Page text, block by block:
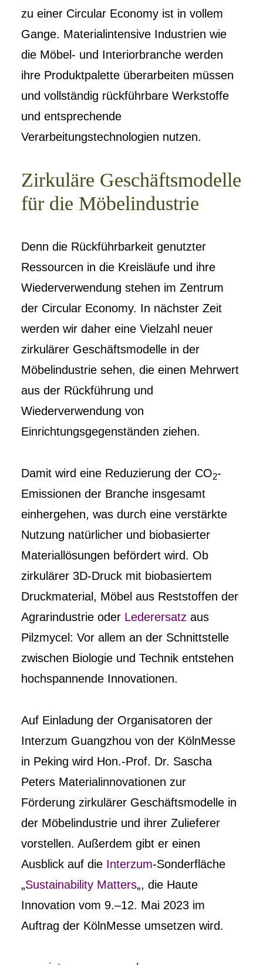
zu einer Circular Economy ist in vollem
Gange. Materialintensive Industrien wie
die Möbel- und Interiorbranche werden
ihre Produktpalette überarbeiten müssen
und vollständig rückführbare Werkstoffe
und entsprechende
Verarbeitungstechnologien nutzen.
Zirkuläre Geschäftsmodelle
für die Möbelindustrie
Denn die Rückführbarkeit genutzter
Ressourcen in die Kreisläufe und ihre
Wiederverwendung stehen im Zentrum
der Circular Economy. In nächster Zeit
werden wir daher eine Vielzahl neuer
zirkulärer Geschäftsmodelle in der
Möbelindustrie sehen, die einen Mehrwert
aus der Rückführung und
Wiederverwendung von
Einrichtungsgegenständen ziehen.
Damit wird eine Reduzierung der CO2-
Emissionen der Branche insgesamt
einhergehen, was durch eine verstärkte
Nutzung natürlicher und biobasierter
Materiallösungen befördert wird. Ob
zirkulärer 3D-Druck mit biobasiertem
Druckmaterial, Möbel aus Reststoffen der
Agrarindustrie oder Lederersatz aus
Pilzmycel: Vor allem an der Schnittstelle
zwischen Biologie und Technik entstehen
hochspannende Innovationen.
Auf Einladung der Organisatoren der
Interzum Guangzhou von der KölnMesse
in Peking wird Hon.-Prof. Dr. Sascha
Peters Materialinnovationen zur
Förderung zirkulärer Geschäftsmodelle in
der Möbelindustrie und ihrer Zulieferer
vorstellen. Außerdem gibt er einen
Ausblick auf die Interzum-Sonderfläche
„Sustainability Matters„, die Haute
Innovation vom 9.–12. Mai 2023 im
Auftrag der KölnMesse umsetzen wird.